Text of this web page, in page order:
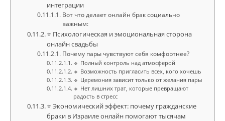
интеграции
Вот что делает онлайн брак социально
важным:
⭐ Психологическая и эмоциональная сторона
онлайн свадьбы
Почему пары чувствуют себя комфортнее?
🔹 Полный контроль над атмосферой
🔹 Возможность пригласить всех, кого хочешь
🔹 Церемония зависит только от желания пары
🔹 Нет лишних трат, которые превращают
радость в стресс
⭐ Экономический эффект: почему гражданские
браки в Израиле онлайн помогают тысячам